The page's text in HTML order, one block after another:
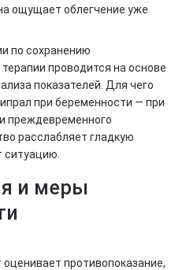
ощущает облегчение уже
по сохранению
проводится на основе
показателей. Для чего
при беременности — при
преждевременного
расслабляет гладкую
ситуацию.
и меры
противопоказание,